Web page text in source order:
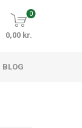
0
0,00 kr.
BLOG